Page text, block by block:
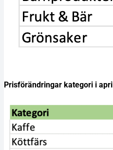
Prisförändringar kategori i april